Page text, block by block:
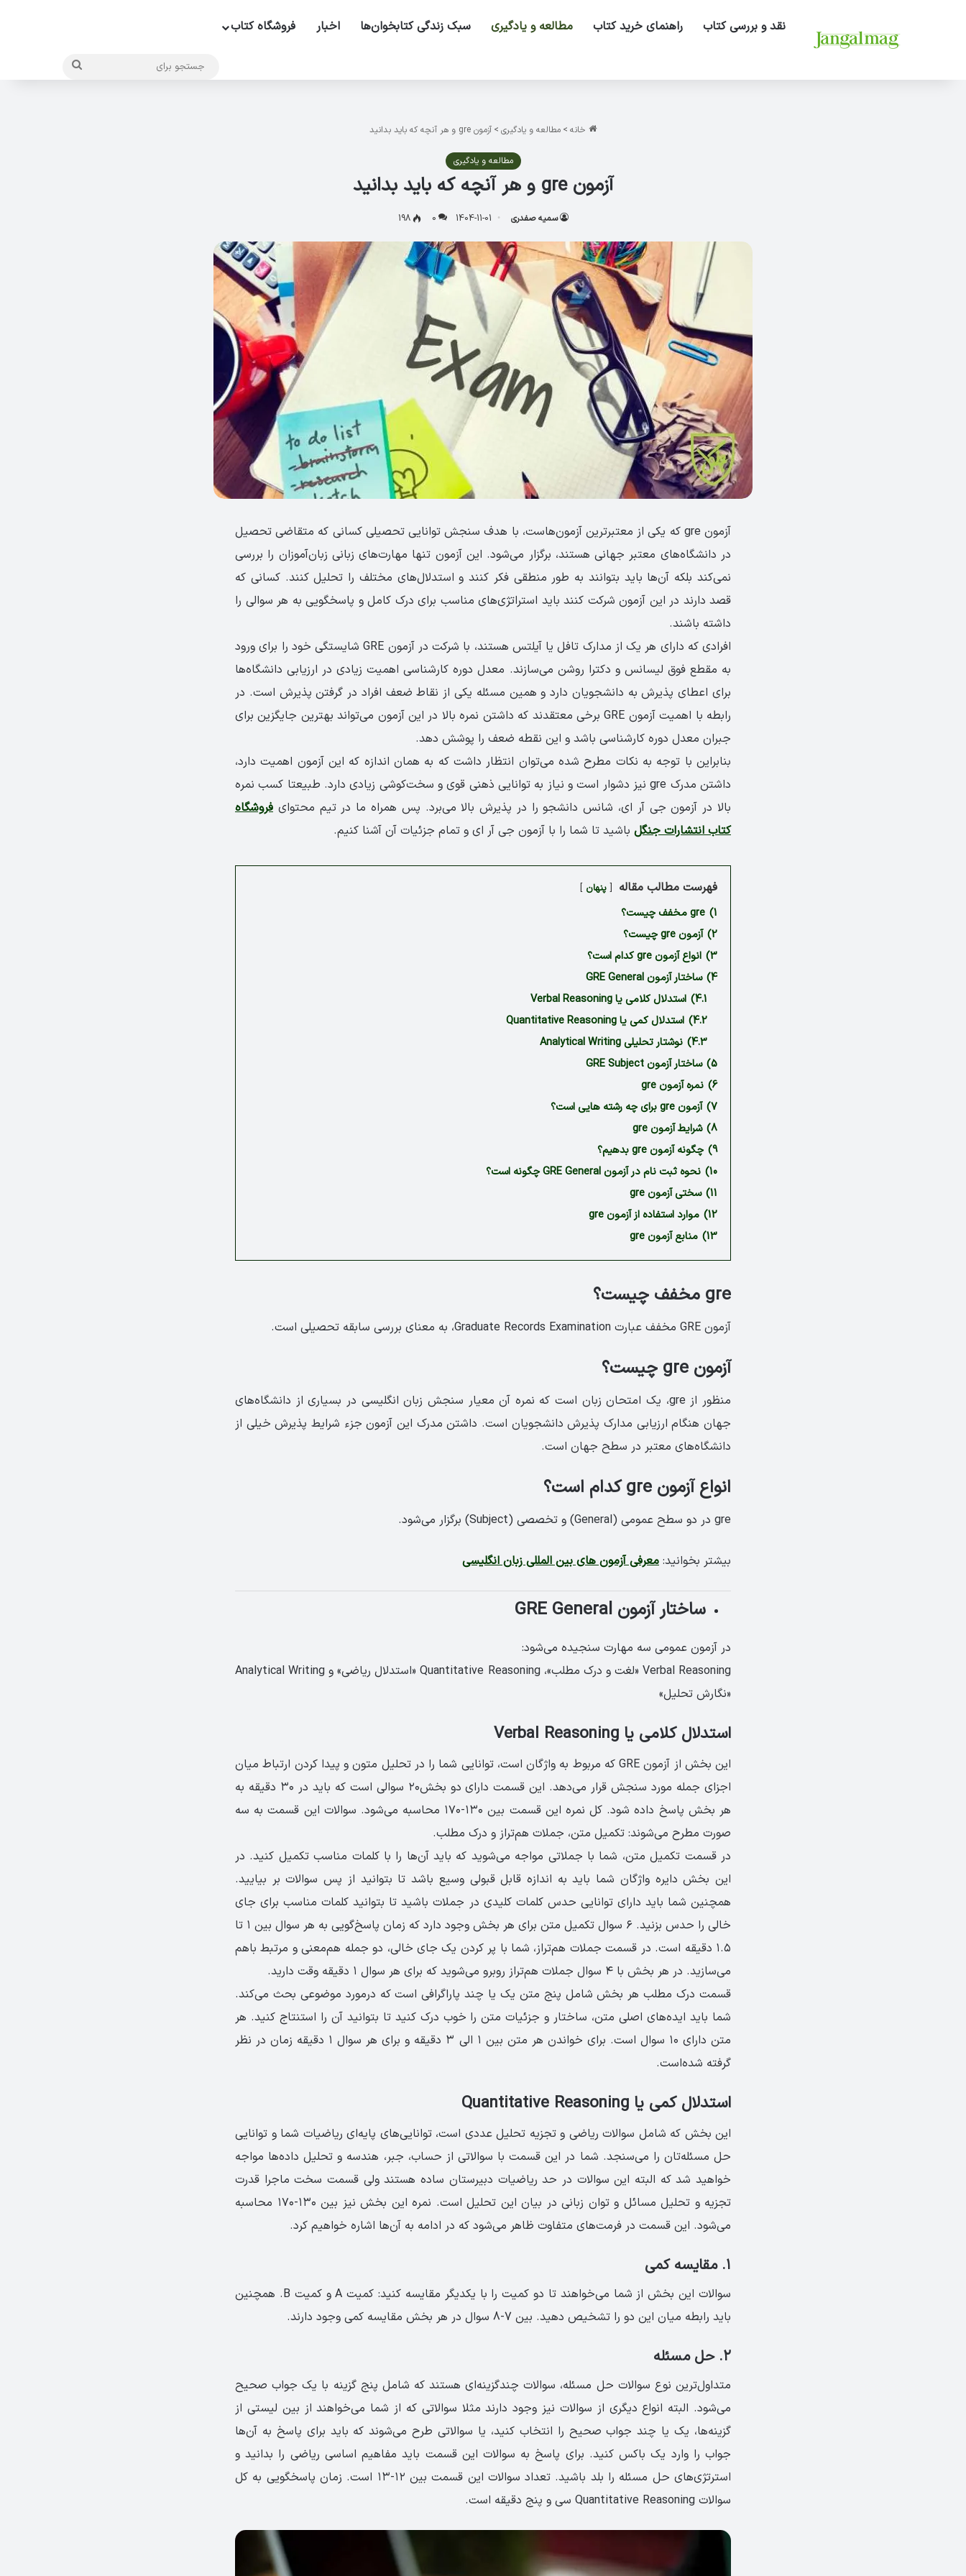
نقد و بررسی کتاب راهنمای خرید کتاب مطالعه و یادگیری سبک زندگی کتابخوان‌ها اخبار فروشگاه کتاب
جستجو
خانه > مطالعه و یادگیری > آزمون gre و هر آنچه که باید بدانید
مطالعه و یادگیری
آزمون gre و هر آنچه که باید بدانید
سمیه صفدری 1404-11-01
0
198
آزمون gre که یکی از معتبرترین آزمون‌هاست، با هدف سنجش توانایی تحصیلی کسانی که متقاضی تحصیل
در دانشگاه‌های معتبر جهانی هستند، برگزار می‌شود. این آزمون تنها مهارت‌های زبانی زبان‌آموزان را بررسی
نمی‌کند بلکه آن‌ها باید بتوانند به طور منطقی فکر کنند و استدلال‌های مختلف را تحلیل کنند. کسانی که
قصد دارند در این آزمون شرکت کنند باید استراتژی‌های مناسب برای درک کامل و پاسخگویی به هر سوالی را
داشته باشند.
افرادی که دارای هر یک از مدارک تافل یا آیلتس هستند، با شرکت در آزمون GRE شایستگی خود را برای ورود
به مقطع فوق لیسانس و دکترا روشن می‌سازند. معدل دوره کارشناسی اهمیت زیادی در ارزیابی دانشگاه‌ها
برای اعطای پذیرش به دانشجویان دارد و همین مسئله یکی از نقاط ضعف افراد در گرفتن پذیرش است. در
رابطه با اهمیت آزمون GRE برخی معتقدند که داشتن نمره بالا در این آزمون می‌تواند بهترین جایگزین برای
جبران معدل دوره کارشناسی باشد و این نقطه ضعف را پوشش دهد.
بنابراین با توجه به نکات مطرح شده می‌توان انتظار داشت که به همان اندازه که این آزمون اهمیت دارد،
داشتن مدرک gre نیز دشوار است و نیاز به توانایی ذهنی قوی و سخت‌کوشی زیادی دارد. طبیعتا کسب نمره
بالا در آزمون جی آر ای، شانس دانشجو را در پذیرش بالا می‌برد. پس همراه ما در تیم محتوای فروشگاه
کتاب انتشارات جنگل باشید تا شما را با آزمون جی آر ای و تمام جزئیات آن آشنا کنیم.
فهرست مطالب مقاله پنهان
1) gre مخفف چیست؟
2) آزمون gre چیست؟
3) انواع آزمون gre کدام است؟
4) ساختار آزمون GRE General
4.1) استدلال کلامی یا Verbal Reasoning
4.2) استدلال کمی یا Quantitative Reasoning
4.3) نوشتار تحلیلی Analytical Writing
5) ساختار آزمون GRE Subject
6) نمره آزمون gre
7) آزمون gre برای چه رشته هایی است؟
8) شرایط آزمون gre
9) چگونه آزمون gre بدهیم؟
10) نحوه ثبت نام در آزمون GRE General چگونه است؟
11) سختی آزمون gre
12) موارد استفاده از آزمون gre
13) منابع آزمون gre
gre مخفف چیست؟
آزمون GRE مخفف عبارت Graduate Records Examination، به معنای بررسی سابقه تحصیلی است.
آزمون gre چیست؟
منظور از gre، یک امتحان زبان است که نمره آن معیار سنجش زبان انگلیسی در بسیاری از دانشگاه‌های
جهان هنگام ارزیابی مدارک پذیرش دانشجویان است. داشتن مدرک این آزمون جزء شرایط پذیرش خیلی از
دانشگاه‌های معتبر در سطح جهان است.
انواع آزمون gre کدام است؟
gre در دو سطح عمومی (General) و تخصصی (Subject) برگزار می‌شود.
بیشتر بخوانید: معرفی آزمون های بین المللی زبان انگلیسی
ساختار آزمون GRE General
در آزمون عمومی سه مهارت سنجیده می‌شود:
Verbal Reasoning «لغت و درک مطلب»، Quantitative Reasoning «استدلال ریاضی» و Analytical Writing
«نگارش تحلیل»
استدلال کلامی یا Verbal Reasoning
این بخش از آزمون GRE که مربوط به واژگان است، توانایی شما را در تحلیل متون و پیدا کردن ارتباط میان
اجزای جمله مورد سنجش قرار می‌دهد. این قسمت دارای دو بخش۲۰ سوالی است که باید در ۳۰ دقیقه به
هر بخش پاسخ داده شود. کل نمره این قسمت بین ۱۳۰-۱۷۰ محاسبه می‌شود. سوالات این قسمت به سه
صورت مطرح می‌شوند: تکمیل متن، جملات هم‌تراز و درک مطلب.
در قسمت تکمیل متن، شما با جملاتی مواجه می‌شوید که باید آن‌ها را با کلمات مناسب تکمیل کنید. در
این بخش دایره واژگان شما باید به اندازه قابل قبولی وسیع باشد تا بتوانید از پس سوالات بر بیایید.
همچنین شما باید دارای توانایی حدس کلمات کلیدی در جملات باشید تا بتوانید کلمات مناسب برای جای
خالی را حدس بزنید. ۶ سوال تکمیل متن برای هر بخش وجود دارد که زمان پاسخ‌گویی به هر سوال بین ۱ تا
۱.۵ دقیقه است. در قسمت جملات هم‌تراز، شما با پر کردن یک جای خالی، دو جمله هم‌معنی و مرتبط باهم
می‌سازید. در هر بخش با ۴ سوال جملات هم‌تراز روبرو می‌شوید که برای هر سوال ۱ دقیقه وقت دارید.
قسمت درک مطلب هر بخش شامل پنج متن یک یا چند پاراگرافی است که درمورد موضوعی بحث می‌کند.
شما باید ایده‌های اصلی متن، ساختار و جزئیات متن را خوب درک کنید تا بتوانید آن را استنتاج کنید. هر
متن دارای ۱۰ سوال است. برای خواندن هر متن بین ۱ الی ۳ دقیقه و برای هر سوال ۱ دقیقه زمان در نظر
گرفته شده‌است.
استدلال کمی یا Quantitative Reasoning
این بخش که شامل سوالات ریاضی و تجزیه تحلیل عددی است، توانایی‌های پایه‌ای ریاضیات شما و توانایی
حل مسئله‌تان را می‌سنجد. شما در این قسمت با سوالاتی از حساب، جبر، هندسه و تحلیل داده‌ها مواجه
خواهید شد که البته این سوالات در حد ریاضیات دبیرستان ساده هستند ولی قسمت سخت ماجرا قدرت
تجزیه و تحلیل مسائل و توان زبانی در بیان این تحلیل است. نمره این بخش نیز بین ۱۳۰-۱۷۰ محاسبه
می‌شود. این قسمت در فرمت‌های متفاوت ظاهر می‌شود که در ادامه به آن‌ها اشاره خواهیم کرد.
۱. مقایسه کمی
سوالات این بخش از شما می‌خواهند تا دو کمیت را با یکدیگر مقایسه کنید: کمیت A و کمیت B. همچنین
باید رابطه میان این دو را تشخیص دهید. بین 7-8 سوال در هر بخش مقایسه کمی وجود دارند.
۲. حل مسئله
متداول‌ترین نوع سوالات حل مسئله، سوالات چند‌‌گزینه‌ای هستند که شامل پنج گزینه با یک جواب صحیح
می‌شود. البته انواع دیگری از سوالات نیز وجود دارند مثلا سوالاتی که از شما می‌خواهند از بین لیستی از
گزینه‌ها، یک یا چند جواب صحیح را انتخاب کنید، یا سوالاتی طرح می‌شوند که باید برای پاسخ به آن‌ها
جواب را وارد یک باکس کنید. برای پاسخ به سوالات این قسمت باید مفاهیم اساسی ریاضی را بدانید و
استرتژی‌های حل مسئله را بلد باشید. تعداد سوالات این قسمت بین ۱۲-۱۳ است. زمان پاسخگویی به کل
سوالات Quantitative Reasoning سی و پنج دقیقه است.